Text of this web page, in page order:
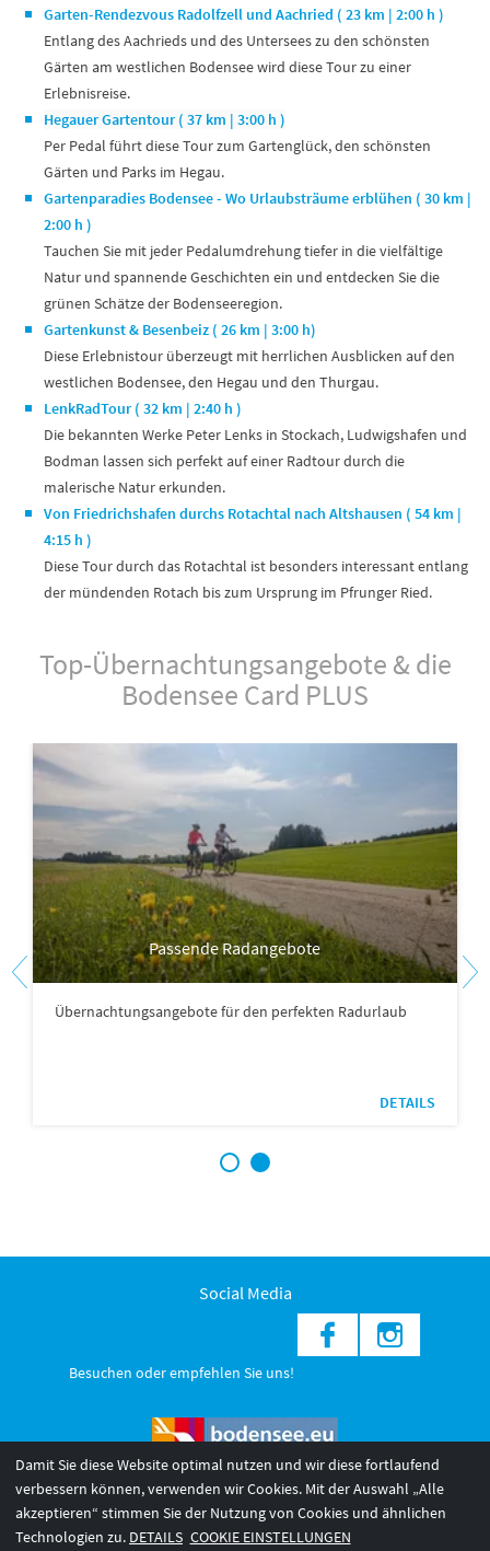
Garten-Rendezvous Radolfzell und Aachried ( 23 km | 2:00 h )
Entlang des Aachrieds und des Untersees zu den schönsten
Gärten am westlichen Bodensee wird diese Tour zu einer
Erlebnisreise.
Hegauer Gartentour ( 37 km | 3:00 h )
Per Pedal führt diese Tour zum Gartenglück, den schönsten
Gärten und Parks im Hegau.
Gartenparadies Bodensee - Wo Urlaubsträume erblühen ( 30 km |
2:00 h )
Tauchen Sie mit jeder Pedalumdrehung tiefer in die vielfältige
Natur und spannende Geschichten ein und entdecken Sie die
grünen Schätze der Bodenseeregion.
Gartenkunst & Besenbeiz ( 26 km | 3:00 h)
Diese Erlebnistour überzeugt mit herrlichen Ausblicken auf den
westlichen Bodensee, den Hegau und den Thurgau.
LenkRadTour ( 32 km | 2:40 h )
Die bekannten Werke Peter Lenks in Stockach, Ludwigshafen und
Bodman lassen sich perfekt auf einer Radtour durch die
malerische Natur erkunden.
Von Friedrichshafen durchs Rotachtal nach Altshausen ( 54 km |
4:15 h )
Diese Tour durch das Rotachtal ist besonders interessant entlang
der mündenden Rotach bis zum Ursprung im Pfrunger Ried.
Top-Übernachtungsangebote & die
Bodensee Card PLUS
Passende Radangebote
Übernachtungsangebote für den perfekten Radurlaub
DETAILS
1
Social Media
Besuchen oder empfehlen Sie uns!
© 2026 Internationale Bodensee Tourismus GmbH
Damit Sie diese Website optimal nutzen und wir diese fortlaufend
verbessern können, verwenden wir Cookies. Mit der Auswahl „Alle
akzeptieren“ stimmen Sie der Nutzung von Cookies und ähnlichen
Technologien zu. DETAILS COOKIE EINSTELLUNGEN